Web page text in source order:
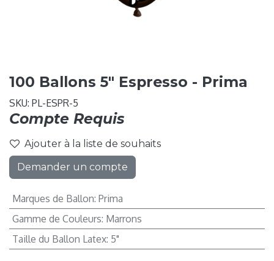
100 Ballons 5" Espresso - Prima
SKU: PL-ESPR-5
Compte Requis
Ajouter à la liste de souhaits
Demander un compte
Marques de Ballon: Prima
Gamme de Couleurs: Marrons
Taille du Ballon Latex: 5"